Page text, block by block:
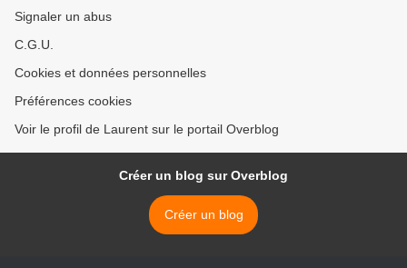
Signaler un abus
C.G.U.
Cookies et données personnelles
Préférences cookies
Voir le profil de Laurent sur le portail Overblog
Créer un blog sur Overblog
Créer un blog